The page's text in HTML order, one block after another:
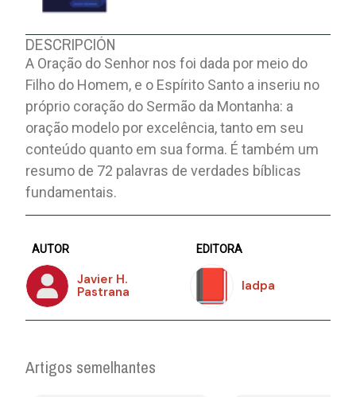
DESCRIPCIÓN
A Oração do Senhor nos foi dada por meio do
Filho do Homem, e o Espírito Santo a inseriu no
próprio coração do Sermão da Montanha: a
oração modelo por excelência, tanto em seu
conteúdo quanto em sua forma. É também um
resumo de 72 palavras de verdades bíblicas
fundamentais.
AUTOR
Javier H.
Pastrana
EDITORA
Iadpa
Artigos semelhantes